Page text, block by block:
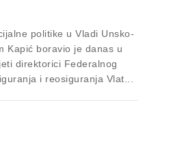
politike u Vladi Unsko-
Kapić boravio je danas u
direktorici Federalnog
i reosiguranja Vlat...